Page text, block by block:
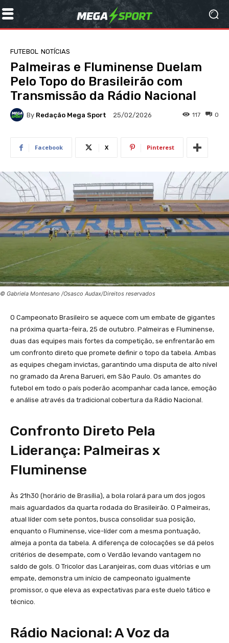
FUTEBOL NOTÍCIAS
Palmeiras e Fluminense Duelam
Pelo Topo do Brasileirão com
Transmissão da Rádio Nacional
By Redação Mega Sport 25/02/2026 0
117
Facebook X Pinterest
© Gabriela Montesano /Osasco Audax/Direitos reservados
O Campeonato Brasileiro se aquece com um embate de gigantes
na próxima quarta-feira, 25 de outubro. Palmeiras e Fluminense,
duas das equipes mais fortes da competição, se enfrentarão em
um confronto direto que promete definir o topo da tabela. Ambas
as equipes chegam invictas, garantindo uma disputa de alto nível
no gramado da Arena Barueri, em São Paulo. Os amantes do
futebol em todo o país poderão acompanhar cada lance, emoção
e análise através da tradicional cobertura da Rádio Nacional.
Confronto Direto Pela
Liderança: Palmeiras x
Fluminense
Às 21h30 (horário de Brasília), a bola rolará para um dos jogos
mais aguardados da quarta rodada do Brasileirão. O Palmeiras,
atual líder com sete pontos, busca consolidar sua posição,
enquanto o Fluminense, vice-líder com a mesma pontuação,
almeja a ponta da tabela. A diferença de colocações se dá pelos
critérios de desempate, com o Verdão levando vantagem no
saldo de gols. O Tricolor das Laranjeiras, com duas vitórias e um
empate, demonstra um início de campeonato igualmente
promissor, o que eleva as expectativas para este duelo tático e
técnico.
Rádio Nacional: A Voz da